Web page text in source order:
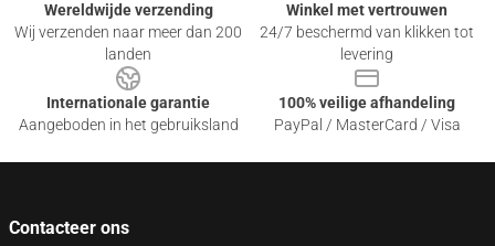
Wereldwijde verzending
Wij verzenden naar meer dan 200
landen
Winkel met vertrouwen
24/7 beschermd van klikken tot
levering
Internationale garantie
Aangeboden in het gebruiksland
100% veilige afhandeling
PayPal / MasterCard / Visa
Contacteer ons